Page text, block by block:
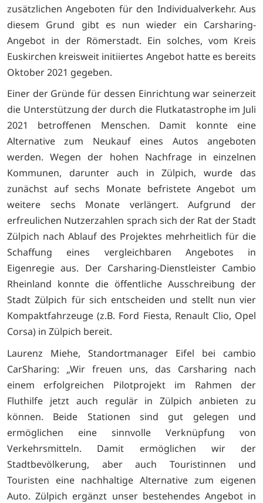
zusätzlichen Angeboten für den Individualverkehr. Aus
diesem Grund gibt es nun wieder ein Carsharing-
Angebot in der Römerstadt. Ein solches, vom Kreis
Euskirchen kreisweit initiiertes Angebot hatte es bereits
Oktober 2021 gegeben.
Einer der Gründe für dessen Einrichtung war seinerzeit
die Unterstützung der durch die Flutkatastrophe im Juli
2021 betroffenen Menschen. Damit konnte eine
Alternative zum Neukauf eines Autos angeboten
werden. Wegen der hohen Nachfrage in einzelnen
Kommunen, darunter auch in Zülpich, wurde das
zunächst auf sechs Monate befristete Angebot um
weitere sechs Monate verlängert. Aufgrund der
erfreulichen Nutzerzahlen sprach sich der Rat der Stadt
Zülpich nach Ablauf des Projektes mehrheitlich für die
Schaffung eines vergleichbaren Angebotes in
Eigenregie aus. Der Carsharing-Dienstleister Cambio
Rheinland konnte die öffentliche Ausschreibung der
Stadt Zülpich für sich entscheiden und stellt nun vier
Kompaktfahrzeuge (z.B. Ford Fiesta, Renault Clio, Opel
Corsa) in Zülpich bereit.
Laurenz Miehe, Standortmanager Eifel bei cambio
CarSharing: „Wir freuen uns, das Carsharing nach
einem erfolgreichen Pilotprojekt im Rahmen der
Fluthilfe jetzt auch regulär in Zülpich anbieten zu
können. Beide Stationen sind gut gelegen und
ermöglichen eine sinnvolle Verknüpfung von
Verkehrsmitteln. Damit ermöglichen wir der
Stadtbevölkerung, aber auch Touristinnen und
Touristen eine nachhaltige Alternative zum eigenen
Auto. Zülpich ergänzt unser bestehendes Angebot in